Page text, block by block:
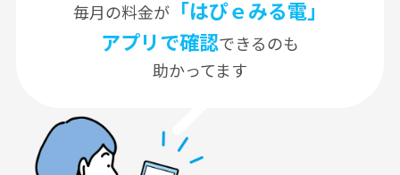
毎月の料金が 「はぴｅみる電」
アプリで確認できるのも
助かってます